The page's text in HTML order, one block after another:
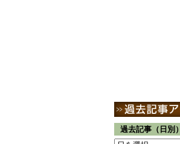
過去記事（日別）